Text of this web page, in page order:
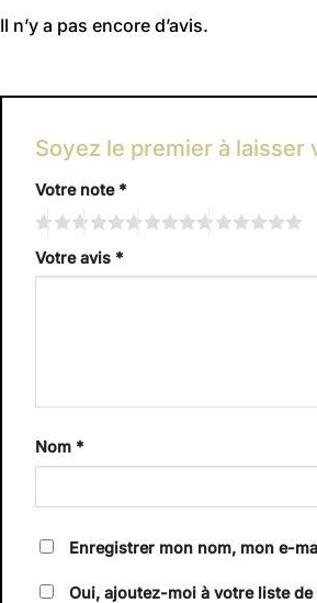
Il n’y a pas encore d’avis.
Soyez le premier à laisser
Votre note *
Votre avis *
Nom *
Enregistrer mon nom, mon e-
Oui, ajoutez-moi à votre liste